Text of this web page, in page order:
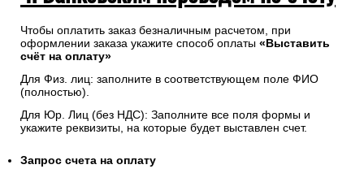
Чтобы оплатить заказ безналичным расчетом, при
оформлении заказа укажите способ оплаты «Выставить
счёт на оплату»
Для Физ. лиц: заполните в соответствующем поле ФИО
(полностью).
Для Юр. Лиц (без НДС): Заполните все поля формы и
укажите реквизиты, на которые будет выставлен счет.
Запрос счета на оплату